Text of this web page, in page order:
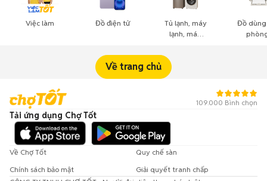
Việc làm Đồ điện tử
Tủ lạnh, máy
lạnh, máy
Đồ dùng
Về trang chủ
109.000 Bình chọn
Tải ứng dụng Chợ Tốt
Về Chợ Tốt
Quy chế sàn
Chính sách bảo mật
Giải quyết tranh chấp